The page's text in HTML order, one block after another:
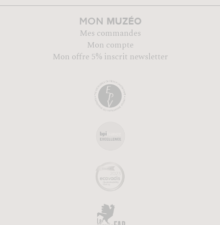
MON MUZÉO
Mes commandes
Mon compte
Mon offre 5% inscrit newsletter